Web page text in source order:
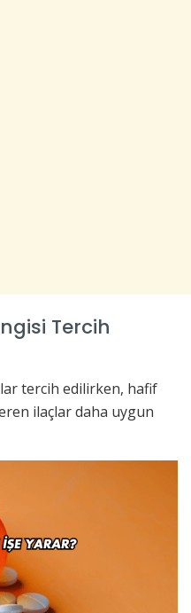
Tercih
tercih edilirken, hafif
ilaçlar daha uygun